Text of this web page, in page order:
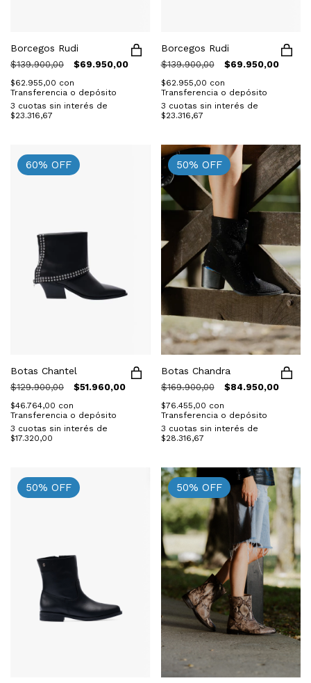
Borcegos Rudi
$139.900,00 $69.950,00
$62.955,00 con
Transferencia o depósito
3 cuotas sin interés de
$23.316,67
Borcegos Rudi
$139.900,00 $69.950,00
$62.955,00 con
Transferencia o depósito
3 cuotas sin interés de
$23.316,67
60% OFF
Botas Chantel
$129.900,00 $51.960,00
$46.764,00 con
Transferencia o depósito
3 cuotas sin interés de
$17.320,00
50% OFF
Botas Chandra
$169.900,00 $84.950,00
$76.455,00 con
Transferencia o depósito
3 cuotas sin interés de
$28.316,67
50% OFF 50% OFF